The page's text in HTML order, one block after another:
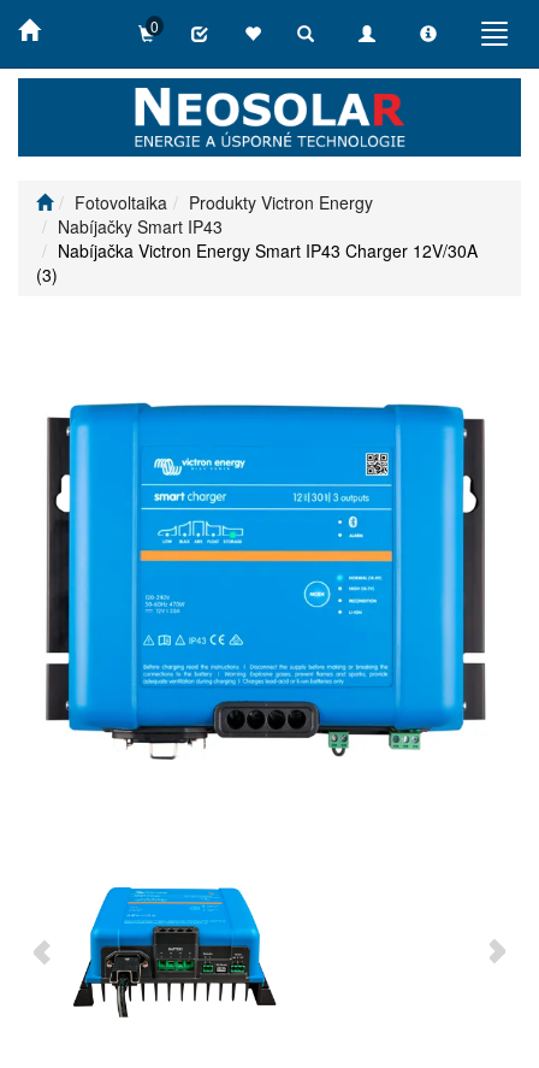
Toggle
Toggle
Toggle
0
Fotovoltaika
Produkty Victron Energy
Nabíjačky Smart IP43
Nabíjačka Victron Energy Smart IP43 Charger 12V/30A
(3)